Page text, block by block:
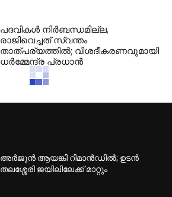
പദവികൾ നിർബന്ധമില്ല,
രാജിവെച്ചത് സ്വന്തം
താത്പര്യത്തിൽ; വിശദീകരണവുമായി
ധര്‍മ്മേന്ദ്ര പ്രധാൻ
അര്‍ജുന്‍ ആയങ്കി റിമാന്‍ഡില്‍; ഉടന്‍
തലശ്ശേരി ജയിലിലേക്ക് മാറ്റും